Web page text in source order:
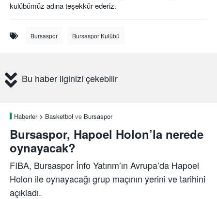
kulübümüz adına teşekkür ederiz.
Bursaspor Bursaspor Kulübü
Bu haber ilginizi çekebilir
Haberler Basketbol ve Bursaspor
Bursaspor, Hapoel Holon’la nerede
oynayacak?
FIBA, Bursaspor İnfo Yatırım’ın Avrupa’da Hapoel
Holon ile oynayacağı grup maçının yerini ve tarihini
açıkladı.